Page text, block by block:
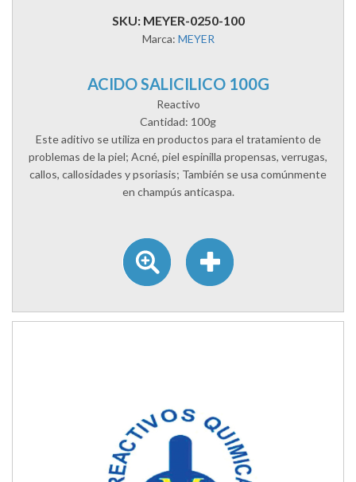
SKU: MEYER-0250-100
Marca: MEYER
ACIDO SALICILICO 100G
Reactivo
Cantidad: 100g
Este aditivo se utiliza en productos para el tratamiento de
problemas de la piel; Acné, piel espinilla propensas, verrugas,
callos, callosidades y psoriasis; También se usa comúnmente
en champús anticaspa.